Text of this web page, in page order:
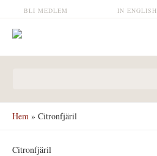
Hoppa till huvudinnehåll IN ENGLISH
BLI MEDLEM
Hem » Citronfjäril
Citronfjäril